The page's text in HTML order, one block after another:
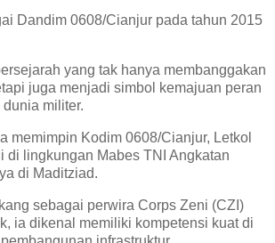
Dandim 0608/Cianjur pada tahun 2015
yang tak hanya membanggakan
juga menjadi simbol kemajuan peran
militer.
memimpin Kodim 0608/Cianjur, Letkol
di lingkungan Mabes TNI Angkatan
di Maditziad.
sebagai perwira Corps Zeni (CZI)
ia dikenal memiliki kompetensi kuat di